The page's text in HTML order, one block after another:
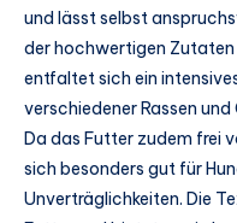
und lässt selbst
der hochwertigen Zutaten
entfaltet sich ein
verschiedener Rassen
Da das Futter zudem frei
sich besonders gut für
Unverträglichkeiten. Die